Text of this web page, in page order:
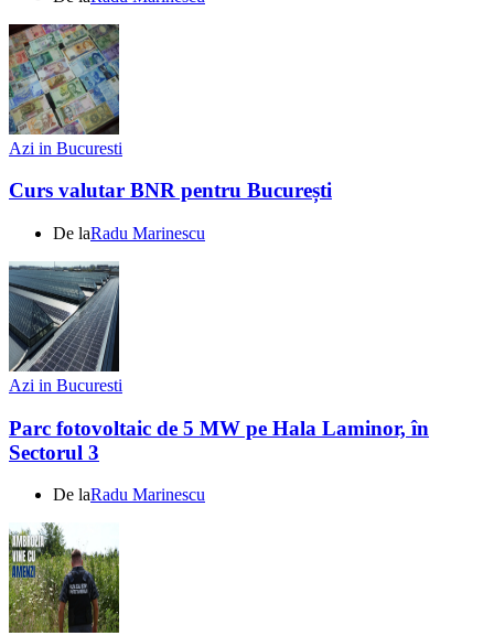
Azi in Bucuresti
Curs valutar BNR pentru București
De laRadu Marinescu
Azi in Bucuresti
Parc fotovoltaic de 5 MW pe Hala Laminor, în
Sectorul 3
De laRadu Marinescu